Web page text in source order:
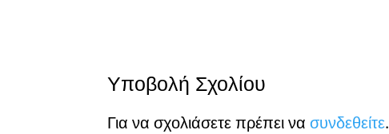
Υποβολή Σχολίου
Για να σχολιάσετε πρέπει νασυνδεθείτε.